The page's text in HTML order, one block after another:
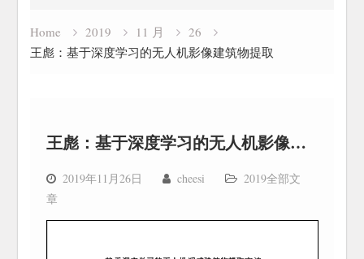
Home 2019 11 月
26
王彪：基于深度学习的无人机影像建筑物提取
王彪：基于深度学习的无人机影像建筑物提取
2019年11月26日 cheesi
2019全部文
章